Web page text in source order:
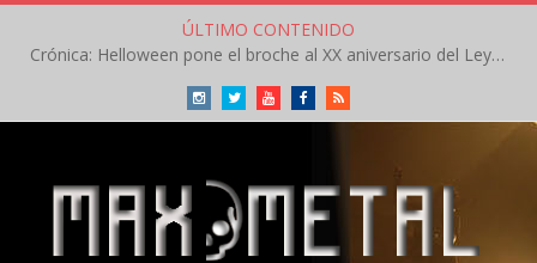
ÚLTIMO CONTENIDO
Crónica: Helloween pone el broche al XX aniversario del Leyendas del Rock – Sábado – Agosto 2026
InstagramTwitterYoutubeFacebookRSS